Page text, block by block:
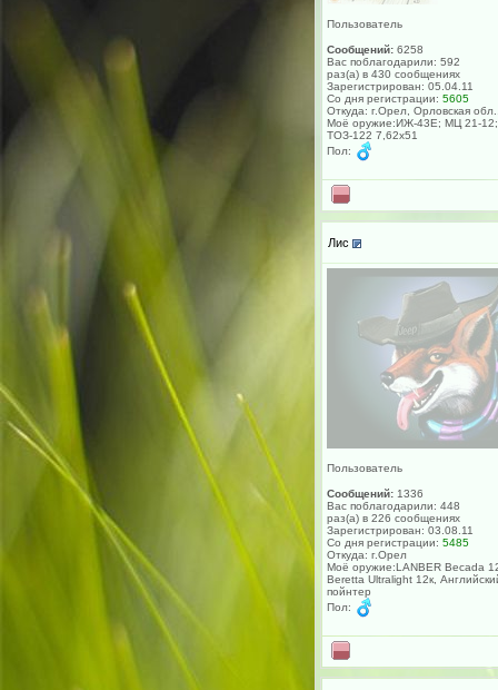
Пользователь
Сообщений: 6258
Вас поблагодарили: 592
раз(а) в 430 сообщениях
Зарегистрирован: 05.04.11
Со дня регистрации: 5605
Откуда: г.Орел, Орловская
Моё оружие:ИЖ-43Е; МЦ 21-12;
ТОЗ-122 7,62х51
Пол:
Лис
Пользователь
Сообщений: 1336
Вас поблагодарили: 448
раз(а) в 226 сообщениях
Зарегистрирован: 03.08.11
Со дня регистрации: 5485
Откуда: г.Орел
Моё оружие:LANBER Becada
Beretta Ultralight 12к,
пойнтер
Пол: